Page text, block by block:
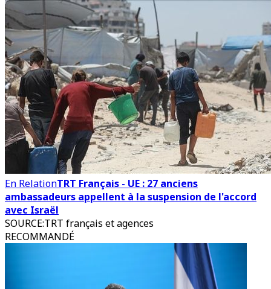
En RelationTRT Français - UE : 27 anciens
ambassadeurs appellent à la suspension de l'accord
avec Israël
SOURCE:TRT français et agences
RECOMMANDÉ